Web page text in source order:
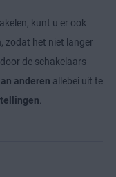
kunt u er ook
zodat het niet langer
de schakelaars
anderen allebei uit te